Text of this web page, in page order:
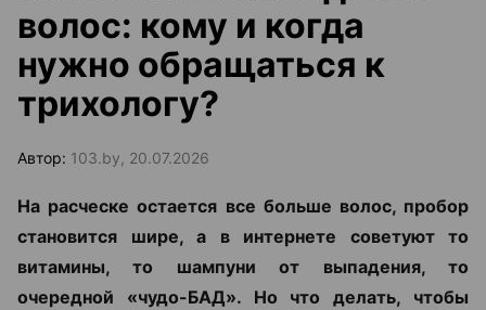
волос: кому и когда
нужно обращаться к
трихологу?
Автор: 103.by, 20.07.2026
На расческе остается все больше волос, пробор
становится шире, а в интернете советуют то
витамины, то шампуни от выпадения, то
очередной «чудо-БАД». Но что делать, чтобы